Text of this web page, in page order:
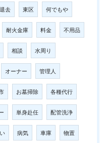
退去 東区 何でもや
耐火金庫 料金 不用品
相談 水周り
オーナー 管理人
お墓掃除 各種代行
単身赴任 配管洗浄
病気 車庫 物置